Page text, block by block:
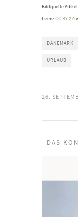
Bildquelle
LizenzCC BY 2.0
DÄNEMARK
URLAUB
26.
DAS